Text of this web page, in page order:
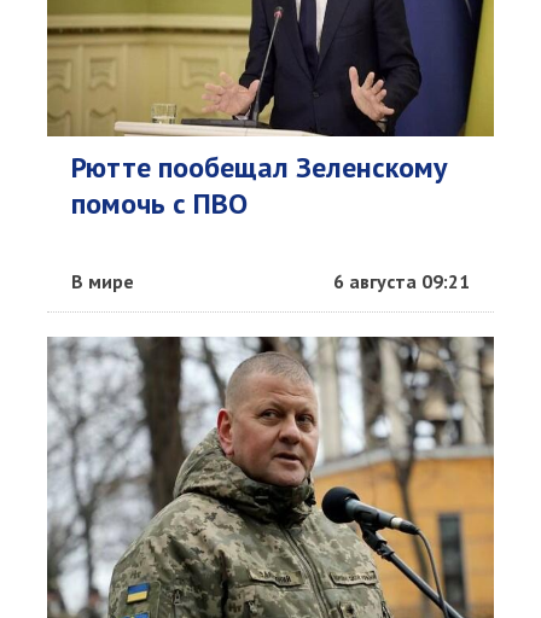
Рютте пообещал Зеленскому
помочь с ПВО
В мире 6 августа 09:21